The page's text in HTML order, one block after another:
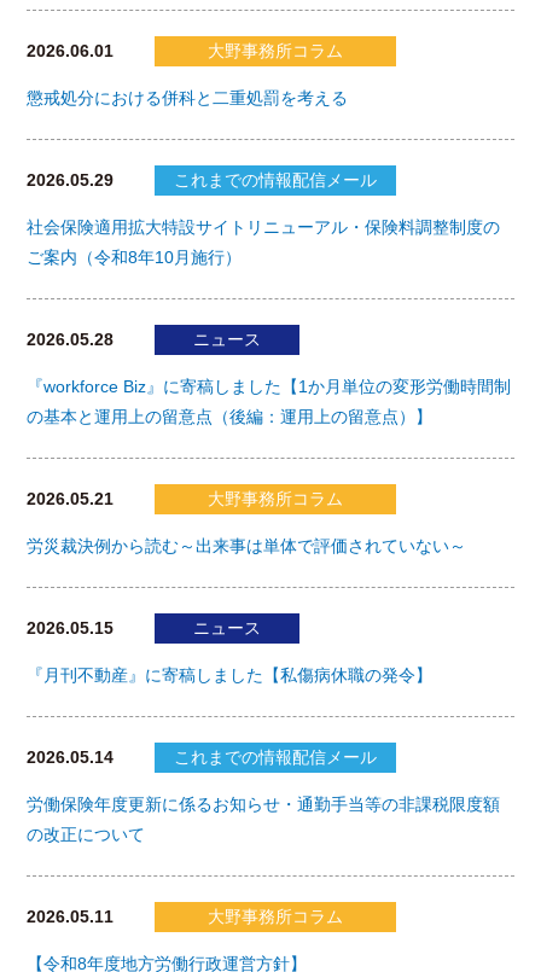
2026.06.01 大野事務所コラム
懲戒処分における併科と二重処罰を考える
2026.05.29 これまでの情報配信メール
社会保険適用拡大特設サイトリニューアル・保険料調整制度の
ご案内（令和8年10月施行）
2026.05.28 ニュース
『workforce Biz』に寄稿しました【1か月単位の変形労働時間制
の基本と運用上の留意点（後編：運用上の留意点）】
2026.05.21 大野事務所コラム
労災裁決例から読む～出来事は単体で評価されていない～
2026.05.15 ニュース
『月刊不動産』に寄稿しました【私傷病休職の発令】
2026.05.14 これまでの情報配信メール
労働保険年度更新に係るお知らせ・通勤手当等の非課税限度額
の改正について
2026.05.11 大野事務所コラム
【令和8年度地方労働行政運営方針】